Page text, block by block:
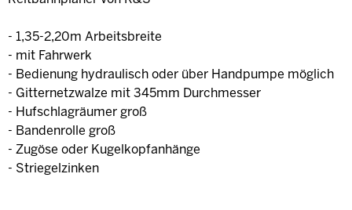
- 1,35-2,20m Arbeitsbreite
- mit Fahrwerk
- Bedienung hydraulisch oder über Handpumpe möglich
- Gitternetzwalze mit 345mm Durchmesser
- Hufschlagräumer groß
- Bandenrolle groß
- Zugöse oder Kugelkopfanhänge
- Striegelzinken